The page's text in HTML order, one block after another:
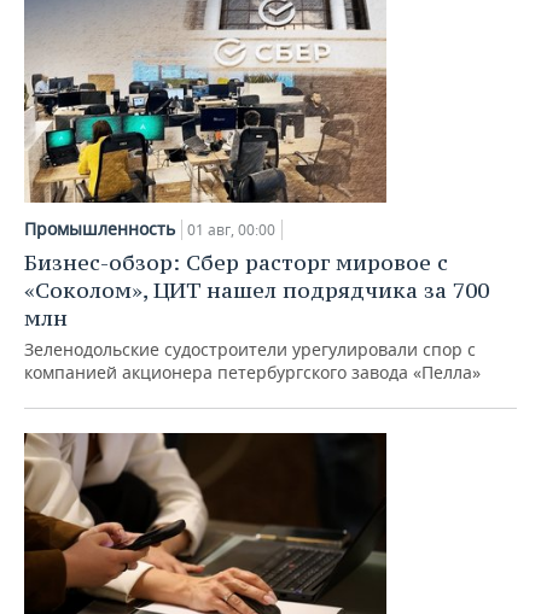
Промышленность 01 авг, 00:00
Бизнес-обзор: Сбер расторг мировое с
«Соколом», ЦИТ нашел подрядчика за 700
млн
Зеленодольские судостроители урегулировали спор с
компанией акционера петербургского завода «Пелла»